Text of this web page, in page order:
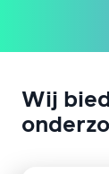
Wij